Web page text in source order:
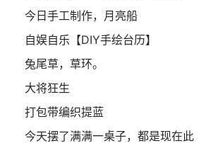
今日手工制作，月亮船
自娱自乐【DIY手绘台历】
兔尾草，草环。
大将狂生
打包带编织提蓝
今天摆了满满一桌子，都是现在此